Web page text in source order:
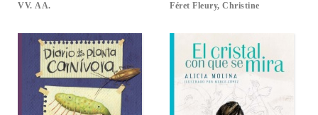
VV. AA. Féret Fleury, Christine